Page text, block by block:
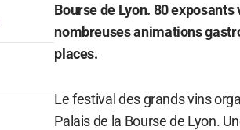
Bourse de Lyon. 80
nombreuses animations
places.
Le festival des grands vins
Palais de la Bourse de Lyon.